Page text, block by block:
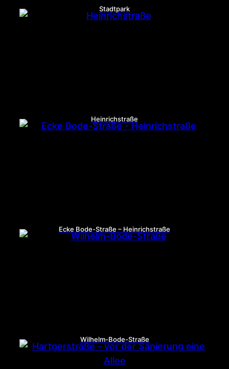
Stadtpark
Heinrichstraße
Ecke Bode-Straße – Heinrichstraße
Wilhelm-Bode-Straße